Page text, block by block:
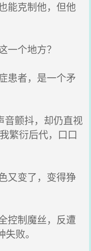
能克制他，但他
个地方？
患者，是一个矛
音颤抖，却仍直视
繁衍后代，口口
又变了，变得狰
控制魔丝，反遭
败。